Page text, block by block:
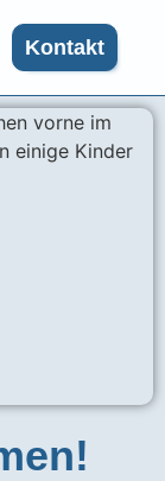
Kontakt